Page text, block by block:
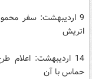
9 اردیبهشت: سفر
اتریش
14 اردیبهشت:
حماس با آن